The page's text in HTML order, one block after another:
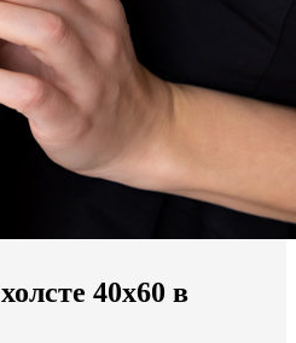
40х60 в